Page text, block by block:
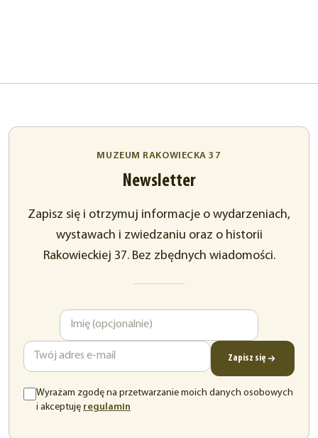
MUZEUM RAKOWIECKA 37
Newsletter
Zapisz się i otrzymuj informacje o wydarzeniach,
wystawach i zwiedzaniu oraz o historii
Rakowieckiej 37. Bez zbędnych wiadomości.
Zapisz się
Wyrażam zgodę na przetwarzanie moich danych osobowych
i akceptuję regulamin